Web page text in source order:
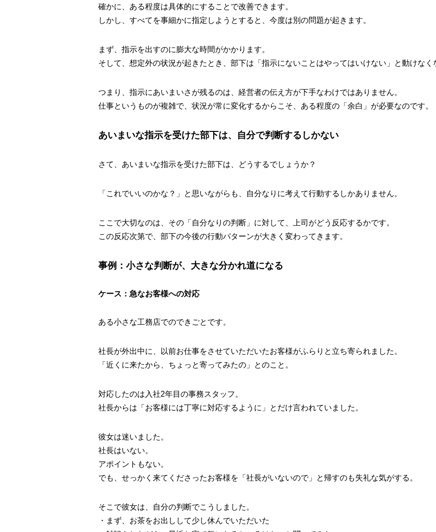
確かに、ある程度は具体的にすることで改善できます。
しかし、すべてを事細かに指定しようとすると、今度は別の問題が起きます。
まず、指示を出すのに膨大な時間がかかります。
そして、想定外の状況が起きたとき、部下は「指示にないことはやってはいけない」と動けな
つまり、指示にあいまいさが残るのは、経営者の伝え方が下手なわけではありません。
仕事というものが複雑で、状況が常に変化するからこそ、ある程度の「余白」が必要なのです。
あいまいな指示を受けた部下は、自分で判断するしかない
さて、あいまいな指示を受けた部下は、どうするでしょうか？
「これでいいのかな？」と思いながらも、自分なりに考えて行動するしかありません。
ここで大切なのは、その「自分なりの判断」に対して、上司がどう反応するかです。
この反応次第で、部下の今後の行動パターンが大きく変わってきます。
事例：小さな判断が、大きな分かれ道になる
ケース：急なお客様への対応
ある小さな工務店でのできごとです。
社長が外出中に、以前お仕事をさせていただいたお客様がふらりと立ち寄られました。
「近くに来たから、ちょっと寄ってみたの」とのこと。
対応したのは入社2年目の事務スタッフ。
社長からは「お客様には丁寧に対応するように」とだけ言われていました。
彼女は迷いました。
社長はいない。
アポイントもない。
でも、せっかく来てくださったお客様を「社長がいないので」と帰すのも失礼な気がする。
そこで彼女は、自分の判断でこうしました。
・まず、お茶をお出しして少し休んでいただいた